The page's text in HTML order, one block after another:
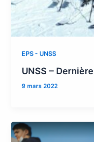
EPS - UNSS
UNSS –
9 mars 2022